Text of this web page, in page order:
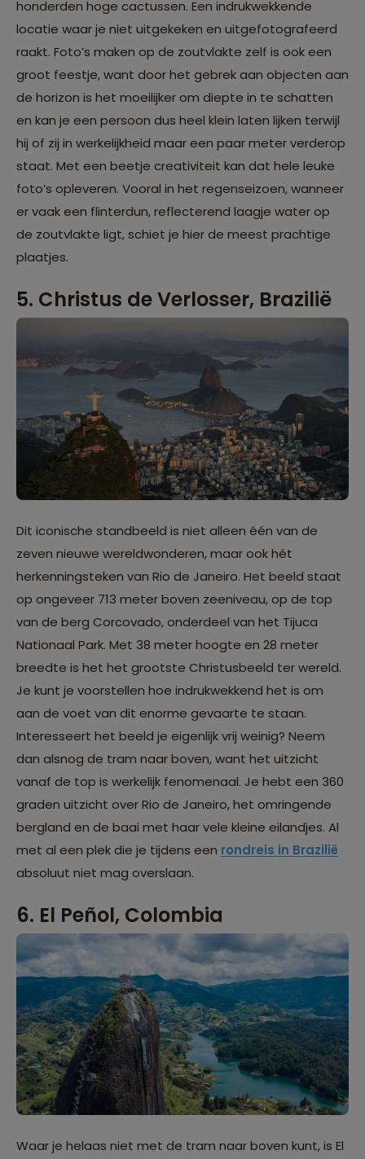
honderden hoge cactussen. Een indrukwekkende
locatie waar je niet uitgekeken en uitgefotografeerd
raakt. Foto’s maken op de zoutvlakte zelf is ook een
groot feestje, want door het gebrek aan objecten aan
de horizon is het moeilijker om diepte in te schatten
en kan je een persoon dus heel klein laten lijken terwijl
hij of zij in werkelijkheid maar een paar meter verderop
staat. Met een beetje creativiteit kan dat hele leuke
foto’s opleveren. Vooral in het regenseizoen, wanneer
er vaak een flinterdun, reflecterend laagje water op
de zoutvlakte ligt, schiet je hier de meest prachtige
plaatjes.
5. Christus de Verlosser, Brazilië
Dit iconische standbeeld is niet alleen één van de
zeven nieuwe wereldwonderen, maar ook hét
herkenningsteken van Rio de Janeiro. Het beeld staat
op ongeveer 713 meter boven zeeniveau, op de top
van de berg Corcovado, onderdeel van het Tijuca
Nationaal Park. Met 38 meter hoogte en 28 meter
breedte is het het grootste Christusbeeld ter wereld.
Je kunt je voorstellen hoe indrukwekkend het is om
aan de voet van dit enorme gevaarte te staan.
Interesseert het beeld je eigenlijk vrij weinig? Neem
dan alsnog de tram naar boven, want het uitzicht
vanaf de top is werkelijk fenomenaal. Je hebt een 360
graden uitzicht over Rio de Janeiro, het omringende
bergland en de baai met haar vele kleine eilandjes. Al
met al een plek die je tijdens een rondreis in Brazilië
absoluut niet mag overslaan.
6. El Peñol, Colombia
Waar je helaas niet met de tram naar boven kunt, is El